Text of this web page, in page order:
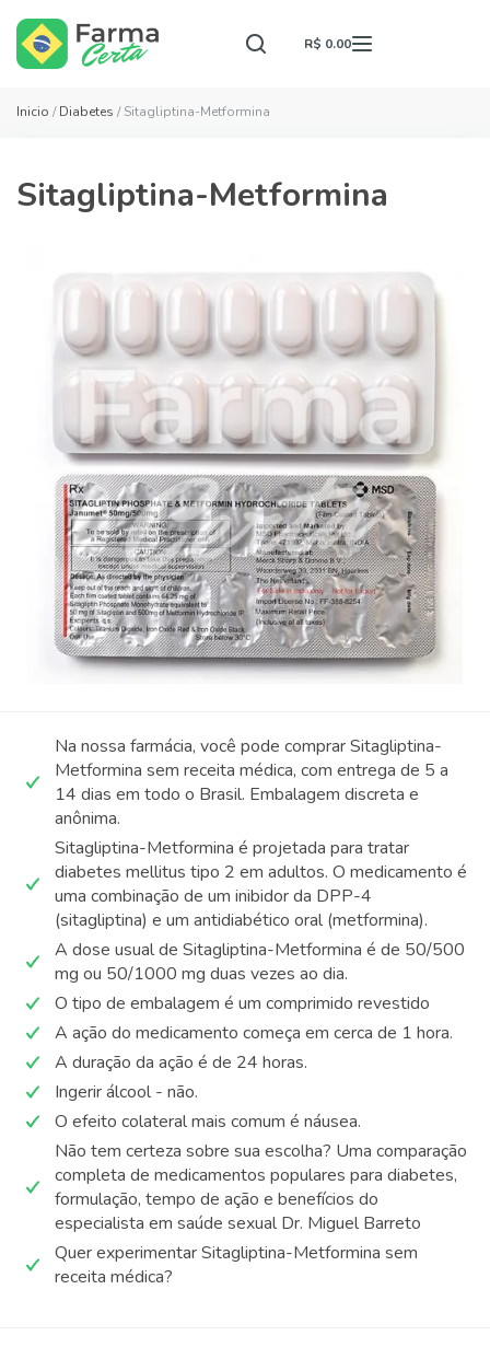
R$ 0.00
Inicio /Diabetes / Sitagliptina-Metformina
Sitagliptina-Metformina
Na nossa farmácia, você pode comprar Sitagliptina-
Metformina sem receita médica, com entrega de 5 a
14 dias em todo o Brasil. Embalagem discreta e
anônima.
Sitagliptina-Metformina é projetada para tratar
diabetes mellitus tipo 2 em adultos. O medicamento é
uma combinação de um inibidor da DPP-4
(sitagliptina) e um antidiabético oral (metformina).
A dose usual de Sitagliptina-Metformina é de 50/500
mg ou 50/1000 mg duas vezes ao dia.
O tipo de embalagem é um comprimido revestido
A ação do medicamento começa em cerca de 1 hora.
A duração da ação é de 24 horas.
Ingerir álcool - não.
O efeito colateral mais comum é náusea.
Não tem certeza sobre sua escolha? Uma comparação
completa de medicamentos populares para diabetes,
formulação, tempo de ação e benefícios do
especialista em saúde sexual Dr. Miguel Barreto
Quer experimentar Sitagliptina-Metformina sem
receita médica?